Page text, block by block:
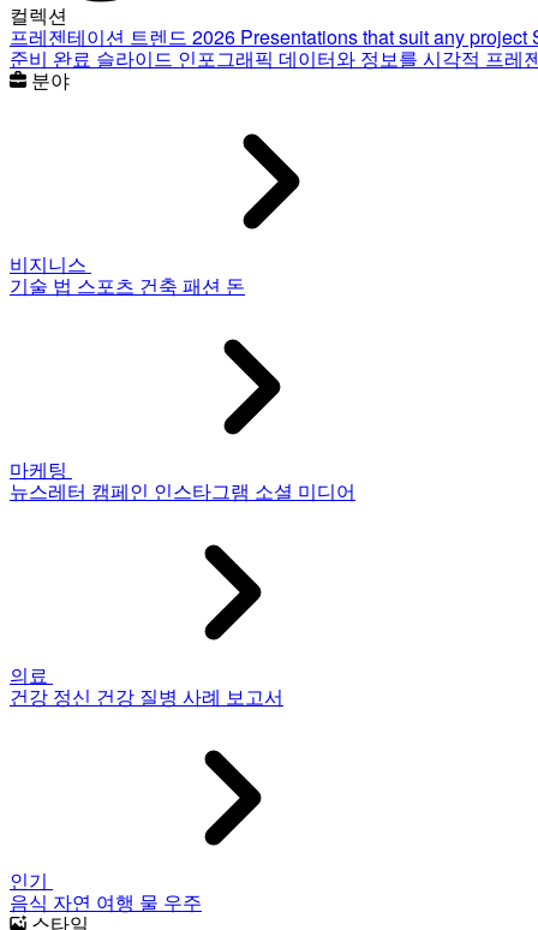
컬렉션
프레젠테이션 트렌드 2026 Presentations that suit any project
준비 완료 슬라이드 인포그래픽 데이터와 정보를 시각적 프레
분야
비지니스
기술 법 스포츠 건축 패션 돈
마케팅
뉴스레터 캠페인 인스타그램 소셜 미디어
의료
건강 정신 건강 질병 사례 보고서
인기
음식 자연 여행 물 우주
스타일